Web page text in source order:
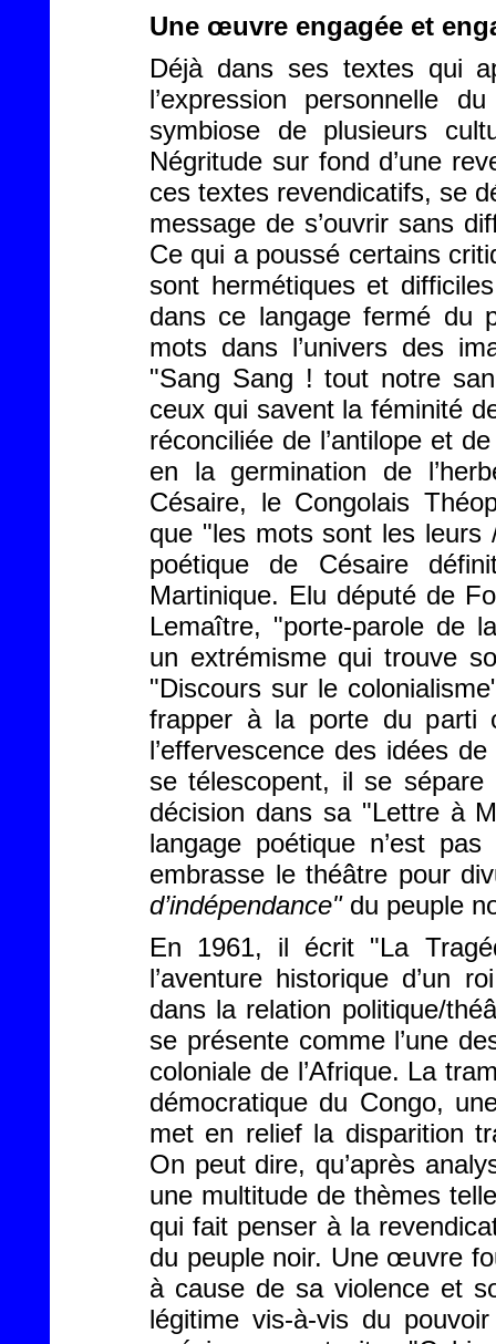
Une œuvre engagée et
Déjà dans ses textes qui
l’expression personnelle
symbiose de plusieurs
Négritude sur fond d’une
ces textes revendicatifs, se
message de s’ouvrir sans
Ce qui a poussé certains
sont hermétiques et
dans ce langage fermé du
mots dans l’univers des
"Sang Sang ! tout notre
ceux qui savent la féminité
réconciliée de l’antilope et
en la germination de
Césaire, le Congolais
que "les mots sont les
poétique de Césaire
Martinique. Elu député de
Lemaître, "porte-parole de
un extrémisme qui trouve
"Discours sur le
frapper à la porte du parti
l’effervescence des idées
se télescopent, il se
décision dans sa "Lettre à
langage poétique n’est
embrasse le théâtre pour
d’indépendance"du peuple
En 1961, il écrit "La
l’aventure historique d’un
dans la relation politique/
se présente comme l’une
coloniale de l’Afrique. La
démocratique du Congo,
met en relief la disparition
On peut dire, qu’après
une multitude de thèmes
qui fait penser à la
du peuple noir. Une œuvre
à cause de sa violence et
légitime vis-à-vis du